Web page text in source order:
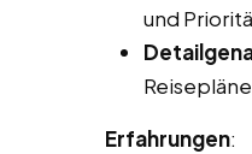
und
Erfahrungen: